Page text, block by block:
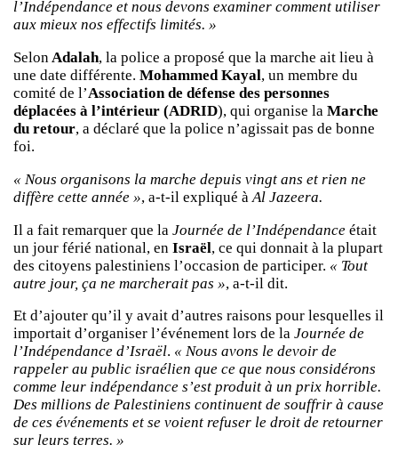
l’Indépendance et nous devons examiner comment utiliser
aux mieux nos effectifs limités. »
SelonAdalah, la police a proposé que la marche ait lieu à
une date différente. Mohammed Kayal, un membre du
comité de l’Association de défense des personnes
déplacées à l’intérieur (ADRID), qui organise la Marche
du retour, a déclaré que la police n’agissait pas de bonne
foi.
« Nous organisons la marche depuis vingt ans et rien ne
diffère cette année », a-t-il expliqué àAl Jazeera.
Il a fait remarquer que la Journée de l’Indépendance était
un jour férié national, en Israël, ce qui donnait à la plupart
des citoyens palestiniens l’occasion de participer. « Tout
autre jour, ça ne marcherait pas », a-t-il dit.
Et d’ajouter qu’il y avait d’autres raisons pour lesquelles il
importait d’organiser l’événement lors de la Journée de
l’Indépendance d’Israël. « Nous avons le devoir de
rappeler au public israélien que ce que nous considérons
comme leur indépendance s’est produit à un prix horrible.
Des millions de Palestiniens continuent de souffrir à cause
de ces événements et se voient refuser le droit de retourner
sur leurs terres. »